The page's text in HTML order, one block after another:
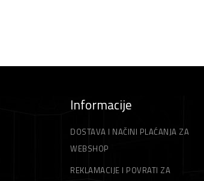
Informacije
DOSTAVA I NAČINI PLAĆANJA ZA
WEBSHOP
REKLAMACIJE I POVRATI ZA